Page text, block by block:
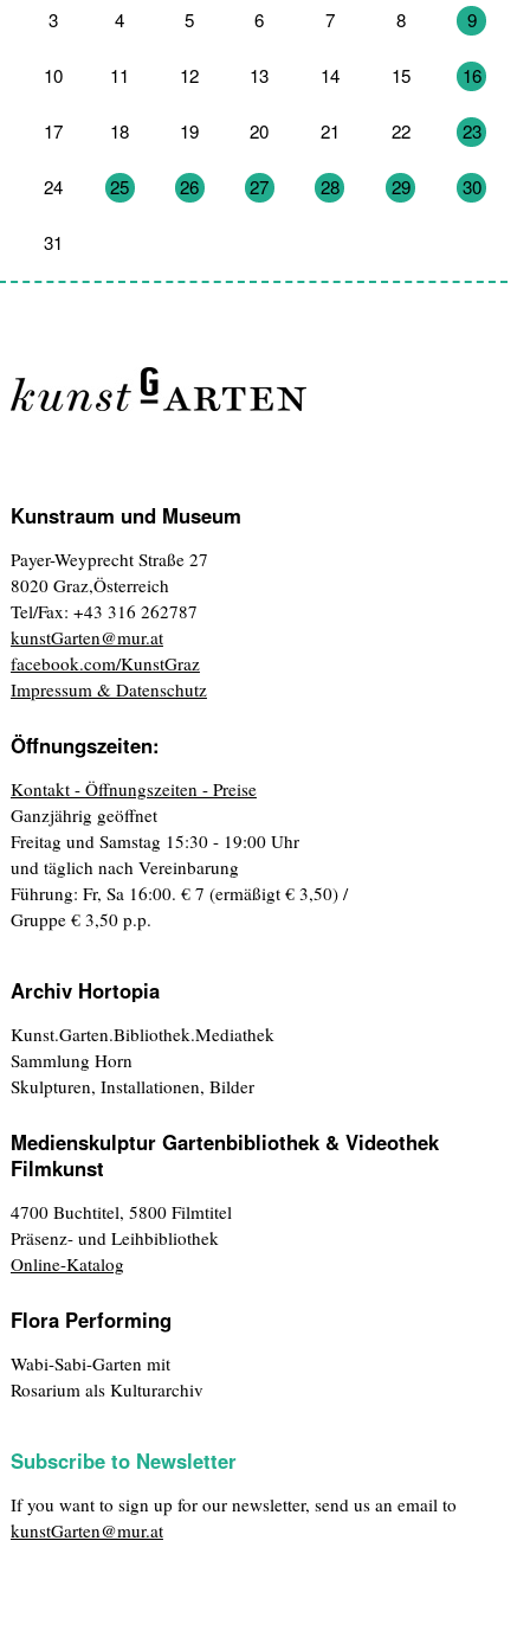
3 4 5 6 7 8 9
10 11 12 13 14 15 16
17 18 19 20 21 22 23
24 25 26 27 28 29 30
31
Kunstraum und Museum
Payer-Weyprecht Straße 27
8020 Graz,Österreich
Tel/Fax: +43 316 262787
kunstGarten@mur.at
facebook.com/KunstGraz
Impressum & Datenschutz
Öffnungszeiten:
Kontakt - Öffnungszeiten - Preise
Ganzjährig geöffnet
Freitag und Samstag 15:30 - 19:00 Uhr
und täglich nach Vereinbarung
Führung: Fr, Sa 16:00. € 7 (ermäßigt € 3,50) /
Gruppe € 3,50 p.p.
Archiv Hortopia
Kunst.Garten.Bibliothek.Mediathek
Sammlung Horn
Skulpturen, Installationen, Bilder
Medienskulptur Gartenbibliothek & Videothek
Filmkunst
4700 Buchtitel, 5800 Filmtitel
Präsenz- und Leihbibliothek
Online-Katalog
Flora Performing
Wabi-Sabi-Garten mit
Rosarium als Kulturarchiv
Subscribe to Newsletter
If you want to sign up for our newsletter, send us an email to
kunstGarten@mur.at